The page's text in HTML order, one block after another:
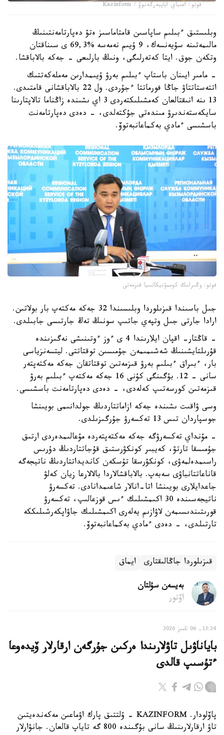
فوتو: اعىباي اياپبەرگەنوۆ / Kazinform
وبلىستىق ءبىلىم ساپاسىن قامتاماسىز ەتۋ دەپارتامەنتىنىڭ
مالىمەتىنە سۇيەنسەك، 9 ۇيىم نەمەسە %69,3 ى سىناقتان
وتكەن جوق. ايتا كەتەرلىگى، ونىڭ بارلىعى - جەكە بالاباقشا.
- مامىر ايىنان باستاپ ءبىلىم بەرۋ ۇيىمدارىن مەملەكەتتىك
اتتەستاتتاۋ جاڭا فورماتتا ءجۇردى. ول 22 بالاباقشانى قامتىدى.
13 ىنە انىقتالعان كەمشىلىكتەردى 3 اي ىشىندە زاڭناما تالاپتارىنا
سايكەستەندىرۋ مىندەتى جۇكتەلدى، - دەدى دەپارتامەنت
باسشىسى ءمادي بەكماعانبەتوۆ.
فوتو: وڭىرلىك كوممۋنيكاتسيا قىزمەتى
جىل باسىندا قىزىلوردا وبلىسىندا 32 جەكە مەكتەپ بار بولاتىن.
ارادا جارتى جىل وتپەي جاتىپ سونىڭ تەڭ جارتىسى جابىلدى.
- قاڭتار- اقپان ايلارىندا 4 ى ءوز ءوتىنىشى نەگىزىندە
قۇرىلتايشىنىڭ شەشىمىمەن جۇمىسىن توقتاتتى. ليتسەنزياسى
بار، ءبىراق ءبىلىم بەرۋ قىزمەتىن توقتاتقان جەكە مەكتەپتەر
سانى - 12. بۇگىنگى كۇنى 16 جەكە مەكتەپ ءبىلىم بەرۋ
قىزمەتىن كورسەتىپ كەلەدى، - دەدى دەپارتامەنت باسشىسى.
وسى ۋاقىت ىشىندە جەكە ازاماتتاردىڭ جولدانىمى بويىنشا
جوسپاردان تىس 13 تەكسەرۋ جۇرگىزىلدى.
- مۇنداي تەكسەرۋگە جەكە مەكتەپتەردە مۇعالىمدەردى ارتىق
جۇمىسقا تارتۋ، كەيبىر كونكۋرستىق قۇجاتتاردىڭ دۇرىس
راسىمدەلمەۋى، كونكۋرسقا تۇسكەن كانديداتتاردىڭ ناتيجەگە
قاناعاتتانباۋى سەبەپ. بالاباقشالاردا بالالارعا زيان كەلۋ
جاعدايلارى بويىنشا اتا-انالار شاعىمدانادى. تەكسەرۋ
ناتيجەسىندە 30 اكىمشىلىك ءىس قوزعالىپ، تەكسەرۋ
قورىتىندىسىمەن لاۋازىم يەلەرى اكىمشىلىك جاۋاپكەرشىلىككە
تارتىلدى، - دەدى ءمادي بەكماعانبەتوۆ.
قىزىلوردا جاڭالىقتارى ايماق
بەيسەن سۇلتان
اۆتور
13:24, 06 تامىز 2026
باياناۋىل تاۋلارىندا ەركىن جۇرگەن ارقارلار ۆيدەوعا
ءتۇسىپ قالدى
پاۆلودار. KAZINFORM - ۇلتتىق پارك اۋماعىن مەكەندەيتىن
تاۋ ارقارلارىنىڭ سانى بۇگىندە 800 گە تاياپ قالعان. جانۋارلار